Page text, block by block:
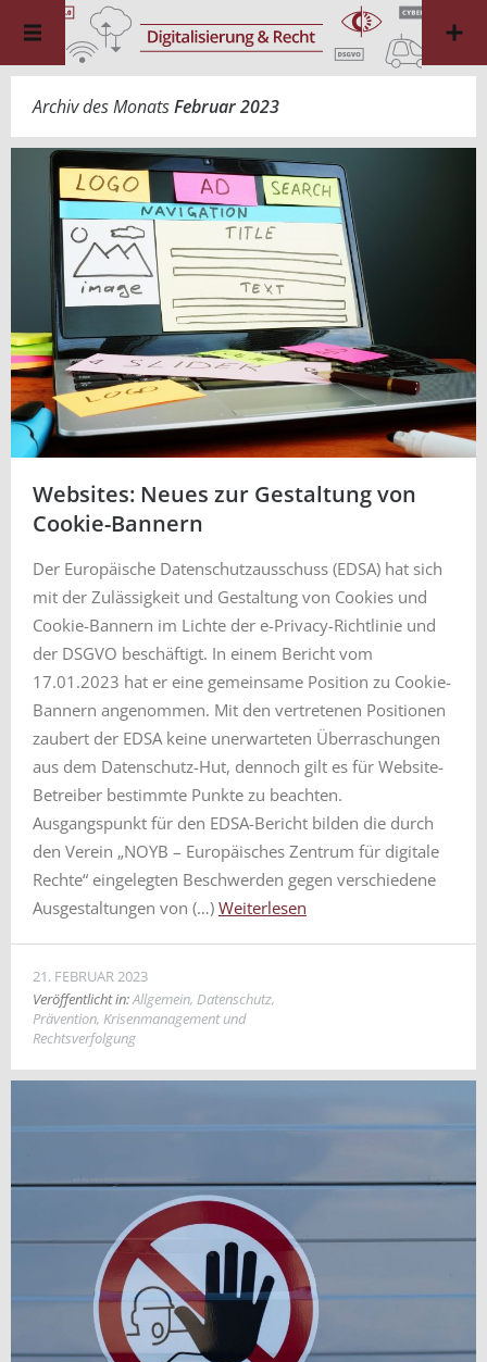
Archiv des MonatsFebruar 2023
Websites: Neues zur Gestaltung von
Cookie-Bannern
Der Europäische Datenschutzausschuss (EDSA) hat sich
mit der Zulässigkeit und Gestaltung von Cookies und
Cookie-Bannern im Lichte der e-Privacy-Richtlinie und
der DSGVO beschäftigt. In einem Bericht vom
17.01.2023 hat er eine gemeinsame Position zu Cookie-
Bannern angenommen. Mit den vertretenen Positionen
zaubert der EDSA keine unerwarteten Überraschungen
aus dem Datenschutz-Hut, dennoch gilt es für Website-
Betreiber bestimmte Punkte zu beachten.
Ausgangspunkt für den EDSA-Bericht bilden die durch
den Verein „NOYB – Europäisches Zentrum für digitale
Rechte“ eingelegten Beschwerden gegen verschiedene
Ausgestaltungen von (…) Weiterlesen
21. FEBRUAR 2023
Veröffentlicht in:Allgemein, Datenschutz,
Prävention, Krisenmanagement und
Rechtsverfolgung